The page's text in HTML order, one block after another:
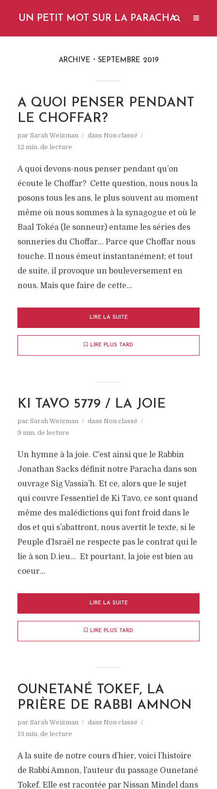
UN PETIT MOT SUR LA PARACHA
ARCHIVE SEPTEMBRE 2019
A QUOI PENSER PENDANT
LE CHOFFAR?
par Sarah Weizman dans Non classé
12 min. de lecture
A quoi devons-nous penser pendant qu’on
écoute le Choffar? Cette question, nous nous la
posons tous les ans, le plus souvent au moment
même où nous sommes à la synagogue et où le
Baal Tokéa (le sonneur) entame les séries des
sonneries du Choffar… Parce que Choffar nous
touche. Il nous émeut instantanément; et tout
de suite, il provoque un bouleversement en
nous. Mais que faire de cette...
LIRE LA SUITE
LIRE PLUS TARD
KI TAVO 5779 / LA JOIE
par Sarah Weizman dans Non classé
9 min. de lecture
Un hymne à la joie. C’est ainsi que le Rabbin
Jonathan Sacks définit notre Paracha dans son
ouvrage Sig Vassia’h. Et ce, alors que le sujet
qui couvre l’essentiel de Ki Tavo, ce sont quand
même des malédictions qui font froid dans le
dos et qui s’abattront, nous avertit le texte, si le
Peuple d’Israël ne respecte pas le contrat qui le
lie à son D.ieu… Et pourtant, la joie est bien au
coeur...
LIRE LA SUITE
LIRE PLUS TARD
OUNETANÉ TOKEF, LA
PRIÈRE DE RABBI AMNON
par Sarah Weizman dans Non classé
13 min. de lecture
A la suite de notre cours d’hier, voici l’histoire
de Rabbi Amnon, l’auteur du passage Ounetané
Tokef. Elle est racontée par Nissan Mindel dans